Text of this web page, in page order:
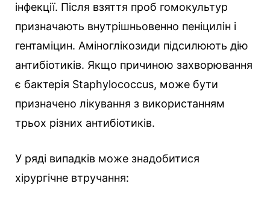
інфекції. Після взяття проб гомокультур
призначають внутрішньовенно пеніцилін і
гентаміцин. Аміноглікозиди підсилюють дію
антибіотиків. Якщо причиною захворювання
є бактерія Staphylococcus, може бути
призначено лікування з використанням
трьох різних антибіотиків.
У ряді випадків може знадобитися
хірургічне втручання: